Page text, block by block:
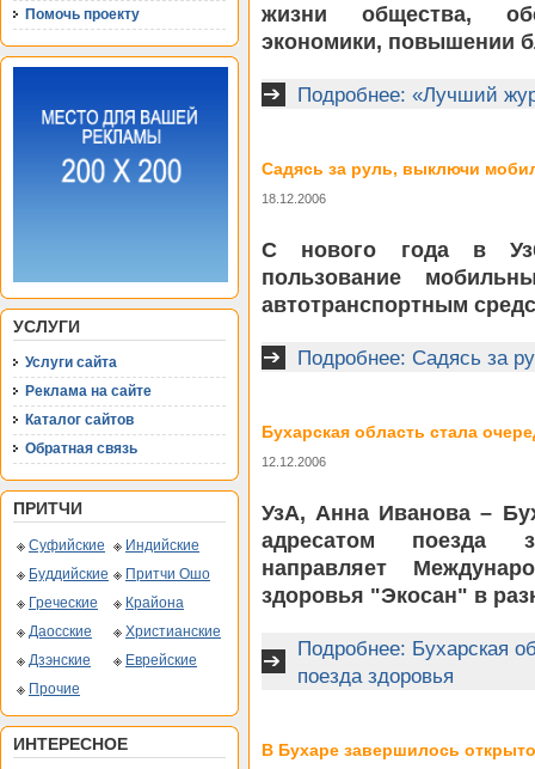
Помочь проекту
УСЛУГИ
Услуги сайта
Реклама на сайте
Каталог сайтов
Обратная связь
ПРИТЧИ
Суфийские
Индийские
Буддийские
Притчи Ошо
Греческие
Крайона
Даосские
Христианские
Дзэнские
Еврейские
Прочие
ИНТЕРЕСНОЕ
жизни общества,
экономики, повышении
Подробнее: «Лучший
Садясь за руль, выключи
18.12.2006
С нового года в
пользование
автотранспортным
Подробнее: Садясь за
Бухарская область стала
12.12.2006
УзА, Анна Иванова –
адресатом поезда
направляет
здоровья "Экосан" в
Подробнее: Бухарская
поезда здоровья
В Бухаре завершилось